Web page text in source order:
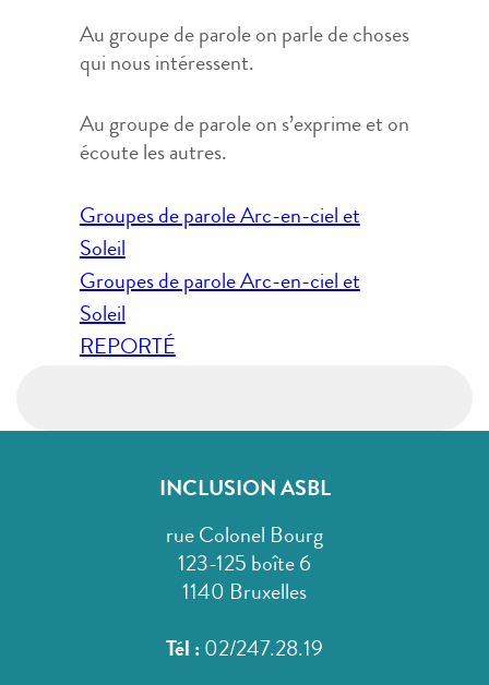
Au groupe de parole on parle de choses
qui nous intéressent.
Au groupe de parole on s’exprime et on
écoute les autres.
Navigation
de
l’article
Groupes de parole Arc-en-ciel et
Soleil
Groupes de parole Arc-en-ciel et
Soleil
REPORTÉ
INCLUSION ASBL
rue Colonel Bourg
123-125 boîte 6
1140 Bruxelles
Tél : 02/247.28.19